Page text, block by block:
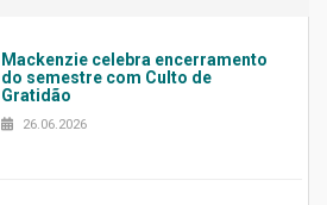
Mackenzie celebra encerramento
do semestre com Culto de
Gratidão
26.06.2026